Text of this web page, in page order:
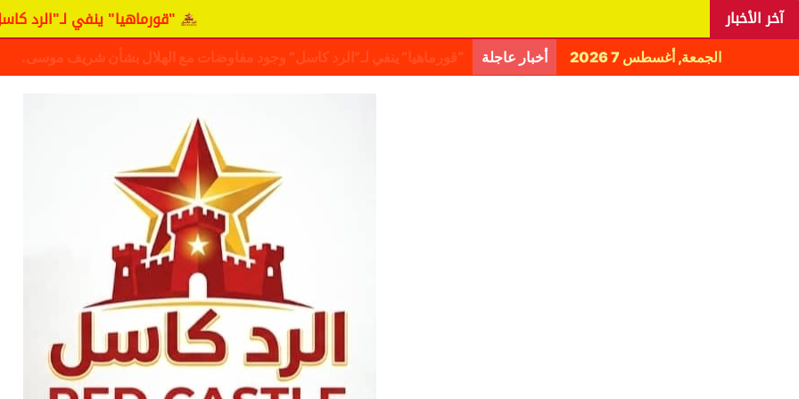
آخر الأخبار "قورماهيا" ينفي لـ"الرد كاسل" وجود
الجمعة, أغسطس 7 2026 أخبار عاجلة اليانغا يكشف حقيقة مفاوضات نجم المريخ